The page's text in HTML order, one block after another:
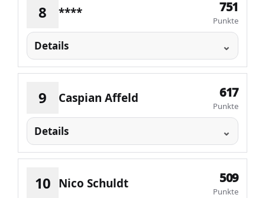
8 **** 751
Punkte
Details
9 Caspian Affeld 617
Punkte
Details
10 Nico Schuldt 509
Punkte